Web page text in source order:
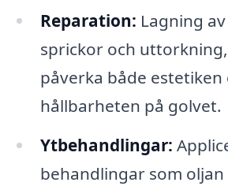
Reparation: Lagning
sprickor och
påverka både estetiken
hållbarheten på golvet.
Ytbehandlingar:
behandlingar som oljan